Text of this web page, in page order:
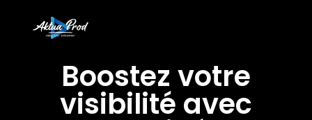
Boostez votre
visibilité avec